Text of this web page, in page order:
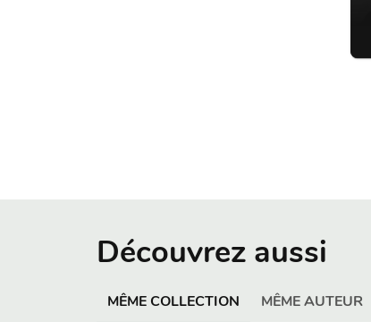
Découvrez aussi
MÊME COLLECTION MÊME AUTEUR